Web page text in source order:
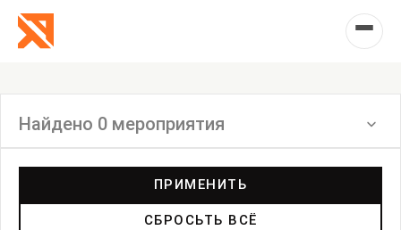
Найдено 0 мероприятия
ПРИМЕНИТЬ
СБРОСЬТЬ ВСЁ